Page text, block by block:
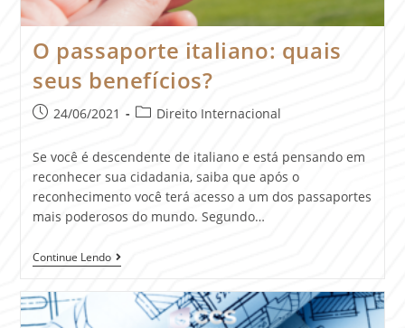
O passaporte italiano: quais
seus benefícios?
24/06/2021 Direito Internacional
Se você é descendente de italiano e está pensando em
reconhecer sua cidadania, saiba que após o
reconhecimento você terá acesso a um dos passaportes
mais poderosos do mundo. Segundo…
Continue Lendo